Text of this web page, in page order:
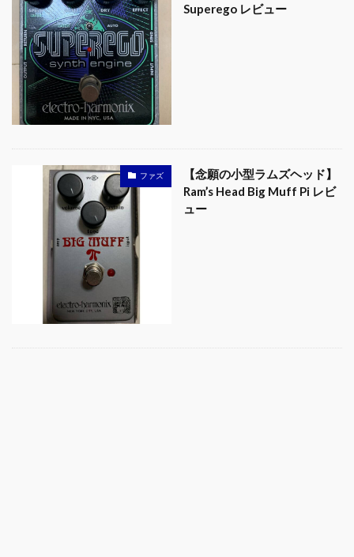
Superego レビュー
ファズ
【念願の小型ラムズヘッド】
Ram’s Head Big Muff Pi レビ
ュー